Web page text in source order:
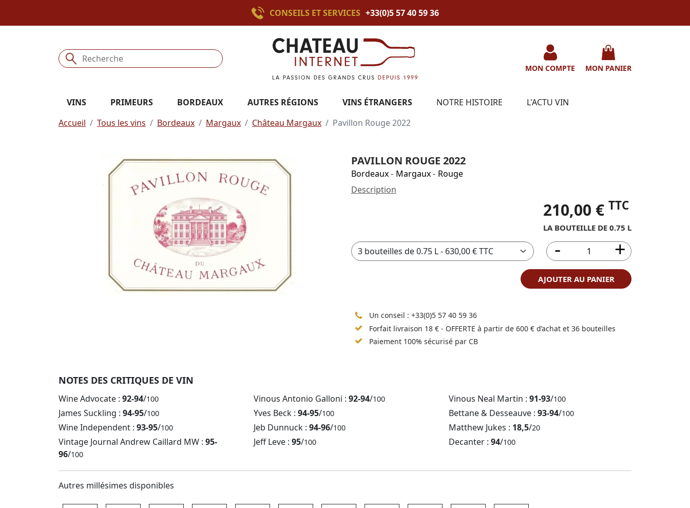
CONSEILS ET SERVICES +33(0)5 57 40 59 36
MON COMPTE MON PANIER
VINS PRIMEURS BORDEAUX AUTRES RÉGIONS VINS ÉTRANGERS NOTRE HISTOIRE
L'ACTU VIN
Accueil
Tous les vins Bordeaux Margaux Château Margaux Pavillon Rouge 2022
PAVILLON ROUGE 2022
Bordeaux- Margaux- Rouge
Description
210,00 € TTC
LA BOUTEILLE DE 0.75 L
AJOUTER AU PANIER
Un conseil : +33(0)5 57 40 59 36
Forfait livraison 18 € - OFFERTE à partir de 600 € d’achat et 36 bouteilles
Paiement 100% sécurisé par CB
NOTES DES CRITIQUES DE VIN
Wine Advocate : 92-94/100 Vinous Antonio Galloni : 92-94/100 Vinous Neal Martin : 91-93/100
James Suckling : 94-95/100 Yves Beck : 94-95/100 Bettane & Desseauve : 93-94/100
Wine Independent : 93-95/100 Jeb Dunnuck : 94-96/100 Matthew Jukes : 18,5/20
Vintage Journal Andrew Caillard MW : 95-
96/100
Jeff Leve : 95/100 Decanter : 94/100
Autres millésimes disponibles